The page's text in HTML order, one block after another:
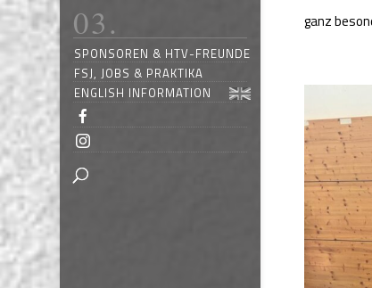
SPONSOREN & HTV-FREUNDE
FSJ, JOBS & PRAKTIKA
ENGLISH INFORMATION
ganz